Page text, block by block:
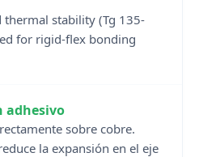
stability (Tg 135-
for rigid-flex bonding
adhesivo
sobre cobre.
la expansión en el eje